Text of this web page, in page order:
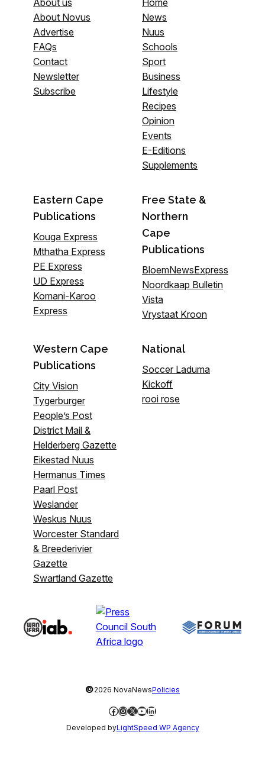
About us
About Novus
Advertise
FAQs
Contact
Newsletter
Subscribe
Home
News
Nuus
Schools
Sport
Business
Lifestyle
Recipes
Opinion
Events
E-Editions
Supplements
Eastern Cape
Publications
Kouga Express
Mthatha Express
PE Express
UD Express
Komani-Karoo
Express
Free State &
Northern
Cape
Publications
BloemNewsExpress
Noordkaap Bulletin
Vista
Vrystaat Kroon
Western Cape
Publications
City Vision
Tygerburger
People’s Post
District Mail &
Helderberg Gazette
Eikestad Nuus
Hermanus Times
Paarl Post
Weslander
Weskus Nuus
Worcester Standard
& Breederivier
Gazette
Swartland Gazette
National
Soccer Laduma
Kickoff
rooi rose
©2026 NovaNewsPolicies
Facebook
Instagram
X YouTube
LinkedIn
Developed byLightSpeed WP Agency